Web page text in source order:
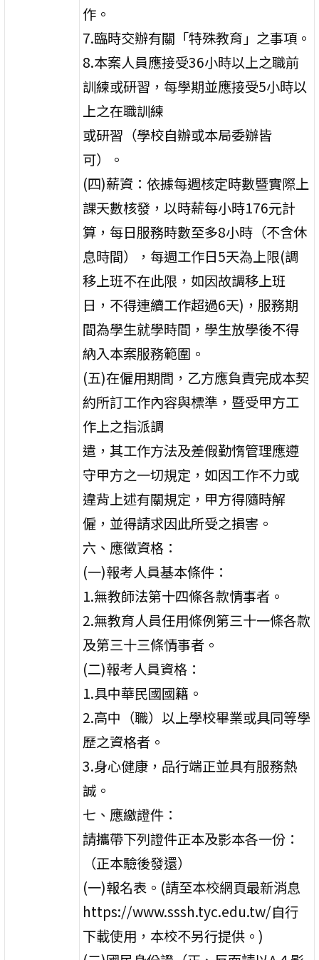
作。
7.臨時交辦有關「特殊教育」之事項。
8.本案人員應接受36小時以上之職前
訓練或研習，每學期並應接受5小時以
上之在職訓練
或研習（學校自辦或本局委辦皆
可）。
(四)薪資：依據每週核定時數暨實際上
課天數核發，以時薪每小時176元計
算，每日服務時數至多8小時（不含休
息時間），每週工作日5天為上限(調
移上班不在此限，如因故調移上班
日，不得連續工作超過6天)，服務期
間為學生就學時間，學生放學後不得
納入本案服務範圍。
(五)在僱用期間，乙方應負責完成本契
約所訂工作內容與標準，暨受甲方工
作上之指派調
遣，其工作方法及差假勤惰管理應遵
守甲方之一切規定，如因工作不力或
違背上述有關規定，甲方得隨時解
僱，並得請求因此所受之損害。
六、應徵資格：
(一)報考人員基本條件：
1.無教師法第十四條各款情事者。
2.無教育人員任用條例第三十一條各款
及第三十三條情事者。
(二)報考人員資格：
1.具中華民國國籍。
2.高中（職）以上學校畢業或具同等學
歷之資格者。
3.身心健康，品行端正並具有服務熱
誠。
七、應繳證件：
請攜帶下列證件正本及影本各一份：
（正本驗後發還）
(一)報名表。(請至本校網頁最新消息
https://www.sssh.tyc.edu.tw/自行
下載使用，本校不另行提供。)